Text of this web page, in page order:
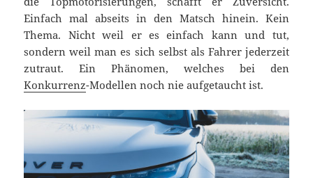
Einfach mal abseits in den Matsch hinein. Kein
Thema. Nicht weil er es einfach kann und tut,
sondern weil man es sich selbst als Fahrer jederzeit
zutraut. Ein Phänomen, welches bei den
Konkurrenz-Modellen noch nie aufgetaucht ist.